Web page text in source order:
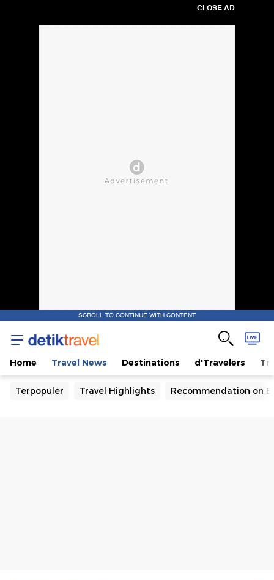
CLOSE AD
SCROLL TO CONTINUE WITH CONTENT
Home Travel News Destinations d'Travelers
Terpopuler Travel Highlights Recommendation on